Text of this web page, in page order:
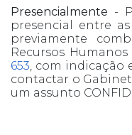
Presencialmente -
presencial entre
previamente
Recursos
653, com indicação
contactar o
um assunto